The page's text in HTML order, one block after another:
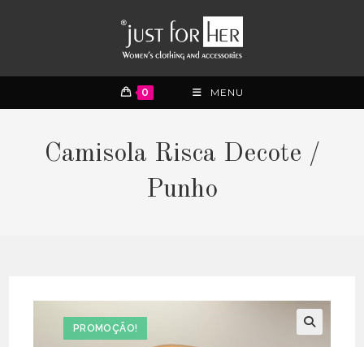
0 MENU
Camisola Risca Decote /
Punho
PROMOÇÃO!